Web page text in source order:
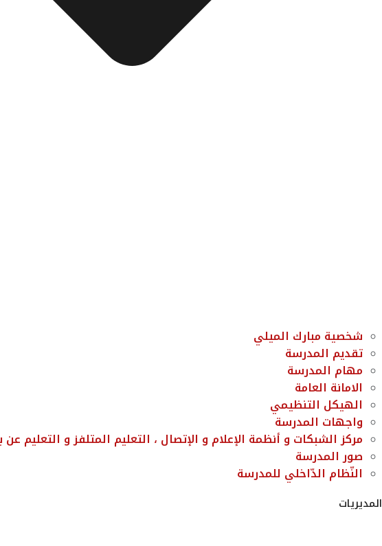
شخصية مبارك الميلي
تقديم المدرسة
مهام المدرسة
الامانة العامة‎
الهيكل التنظيمي
واجهات المدرسة
مركز الشبكات و أنظمة الإعلام و الإتصال ، التعليم المتلفز و التعليم عن
صور المدرسة
النّظام الدّاخلي للمدرسة
المديريات